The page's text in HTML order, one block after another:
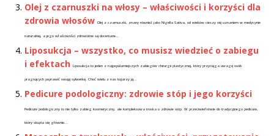
Olej z czarnuszki na włosy – właściwości i korzyści dla
zdrowia włosów Olej z czarnuszki, znany również jako Nigella Sativa, od wieków cieszy się uznaniem w medycynie
naturalnej, a jego właściwości zdrowotne są doceniane...
Liposukcja – wszystko, co musisz wiedzieć o zabiegu
i efektach
Liposukcja to jeden z najpopularniejszych zabiegów chirurgii plastycznej, który przyciąga uwagę osób
pragnących poprawić swoją sylwetkę. Choć wielu z nas kojarzy ją...
Pedicure podologiczny: zdrowie stóp i jego korzyści
Pedicure podologiczny to nie tylko zabieg kosmetyczny, ale kompleksowa troska o zdrowie stóp. W przeciwieństwie do tradycyjnego pedicure,
który skupia się głównie...